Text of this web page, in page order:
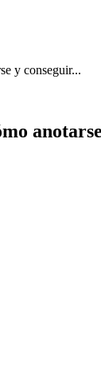
y conseguir...